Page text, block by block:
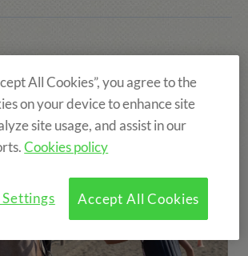
All Cookies”, you agree to the
on your device to enhance site
site usage, and assist in our
Cookies policy
Accept All Cookies